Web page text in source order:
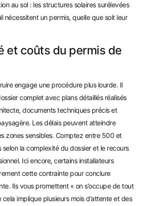
au sol : les structures solaires surélevées
nécessitent un permis, quelle que soit leur
et coûts du permis de
engage une procédure plus lourde. Il
complet avec plans détaillés réalisés
documents techniques précis et
Les délais peuvent atteindre
zones sensibles. Comptez entre 500 et
la complexité du dossier et le recours
Ici encore, certains installateurs
cette contrainte pour conclure
Ils vous promettent « on s’occupe de tout
cela implique plusieurs mois d’attente et des